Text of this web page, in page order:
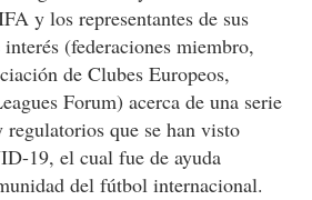
y los representantes de sus
(federaciones miembro,
de Clubes Europeos,
Forum) acerca de una serie
que se han visto
19, el cual fue de ayuda
del fútbol internacional.